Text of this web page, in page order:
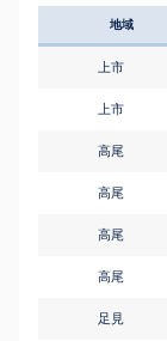
地域
上市
上市
高尾
高尾
高尾
高尾
足見